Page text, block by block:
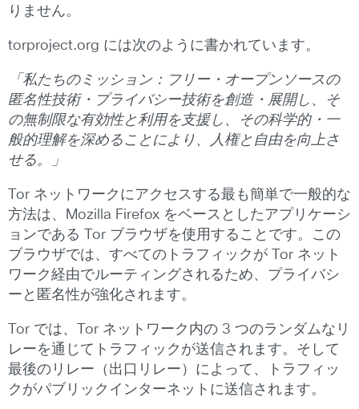
りません。
torproject.org には次のように書かれています。
「私たちのミッション：フリー・オープンソースの
匿名性技術・プライバシー技術を創造・展開し、そ
の無制限な有効性と利用を支援し、その科学的・一
般的理解を深めることにより、人権と自由を向上さ
せる。」
Tor ネットワークにアクセスする最も簡単で一般的な
方法は、Mozilla Firefox をベースとしたアプリケーシ
ョンである Tor ブラウザを使用することです。この
ブラウザでは、すべてのトラフィックが Tor ネット
ワーク経由でルーティングされるため、プライバシ
ーと匿名性が強化されます。
Tor では、Tor ネットワーク内の 3 つのランダムなリ
レーを通じてトラフィックが送信されます。そして
最後のリレー（出口リレー）によって、トラフィッ
クがパブリックインターネットに送信されます。